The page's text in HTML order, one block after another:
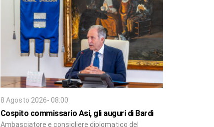
8 Agosto 2026- 08:00
Cospito commissario Asi, gli auguri di Bardi
Ambasciatore e consigliere diplomatico del